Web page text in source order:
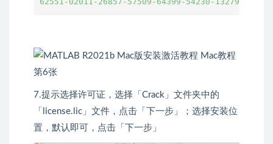
7.提示选择许可证，选择「Crack」文件夹中的
「license.lic」文件，点击「下一步」；选择安装位
置，默认即可，点击「下一步」